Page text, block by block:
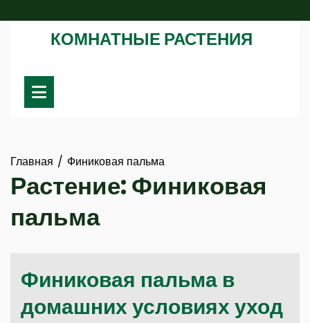
к
содержимомуКОМНАТНЫЕ РАСТЕНИЯ
Главная Финиковая пальма
Растение:Финиковая
пальма
Финиковая пальма в
домашних условиях уход